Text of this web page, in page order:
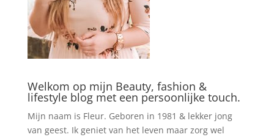
Welkom op mijn Beauty, fashion &
lifestyle blog met een persoonlijke touch.
Mijn naam is Fleur. Geboren in 1981 & lekker jong
van geest. Ik geniet van het leven maar zorg wel